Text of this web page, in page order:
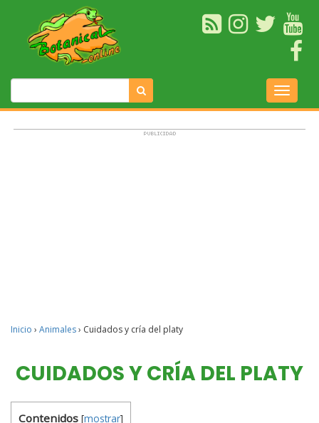
Inicio › Animales› Cuidados y cría del platy
CUIDADOS Y CRÍA DEL PLATY
Contenidos [mostrar]